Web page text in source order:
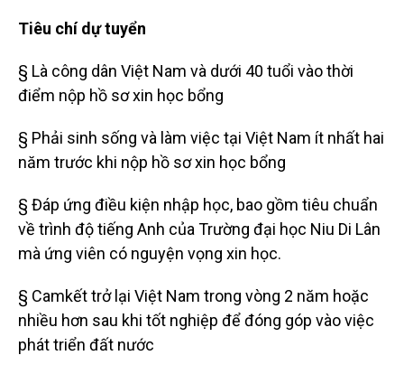
Tiêu chí dự tuyển
§ Là công dân Việt Nam và dưới 40 tuổi vào thời
điểm nộp hồ sơ xin học bổng
§ Phải sinh sống và làm việc tại Việt Nam ít nhất hai
năm trước khi nộp hồ sơ xin học bổng
§ Đáp ứng điều kiện nhập học, bao gồm tiêu chuẩn
về trình độ tiếng Anh của Trường đại học Niu Di Lân
mà ứng viên có nguyện vọng xin học.
§ Camkết trở lại Việt Nam trong vòng 2 năm hoặc
nhiều hơn sau khi tốt nghiệp để đóng góp vào việc
phát triển đất nước